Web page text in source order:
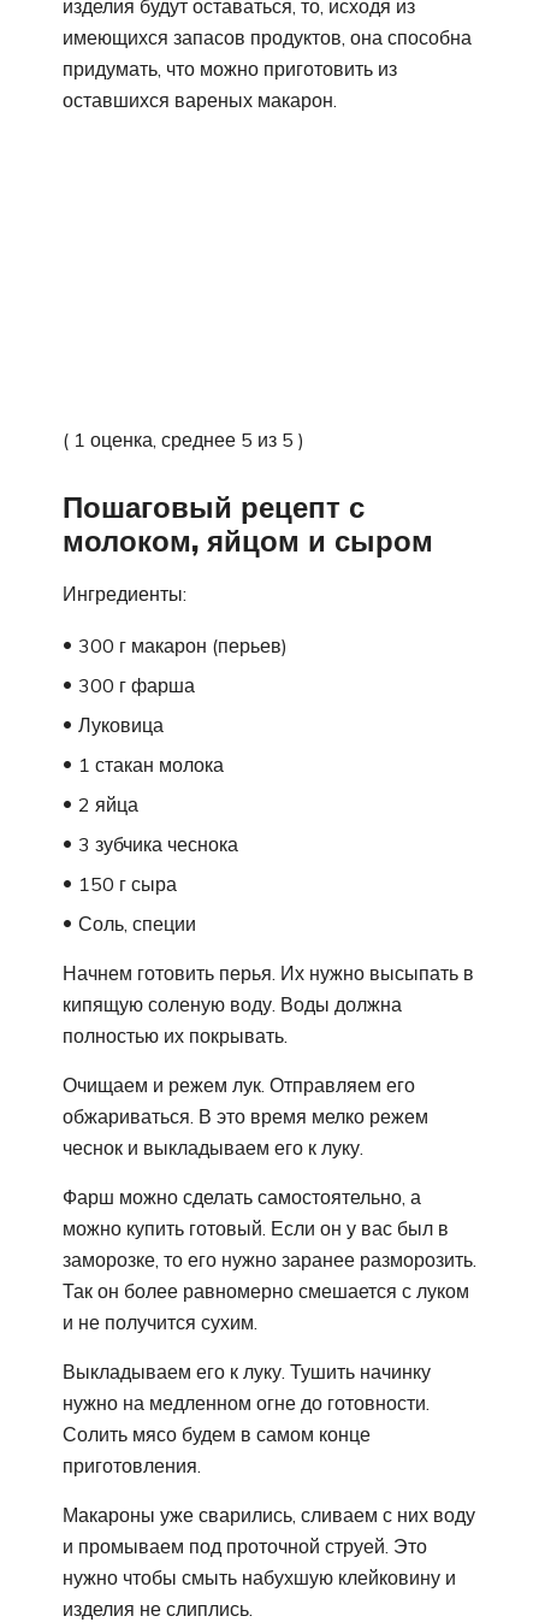
изделия будут оставаться, то, исходя из
имеющихся запасов продуктов, она способна
придумать, что можно приготовить из
оставшихся вареных макарон.
( 1 оценка, среднее 5 из 5 )
Пошаговый рецепт с
молоком, яйцом и сыром
Ингредиенты:
300 г макарон (перьев)
300 г фарша
Луковица
1 стакан молока
2 яйца
3 зубчика чеснока
150 г сыра
Соль, специи
Начнем готовить перья. Их нужно высыпать в
кипящую соленую воду. Воды должна
полностью их покрывать.
Очищаем и режем лук. Отправляем его
обжариваться. В это время мелко режем
чеснок и выкладываем его к луку.
Фарш можно сделать самостоятельно, а
можно купить готовый. Если он у вас был в
заморозке, то его нужно заранее разморозить.
Так он более равномерно смешается с луком
и не получится сухим.
Выкладываем его к луку. Тушить начинку
нужно на медленном огне до готовности.
Солить мясо будем в самом конце
приготовления.
Макароны уже сварились, сливаем с них воду
и промываем под проточной струей. Это
нужно чтобы смыть набухшую клейковину и
изделия не слиплись.